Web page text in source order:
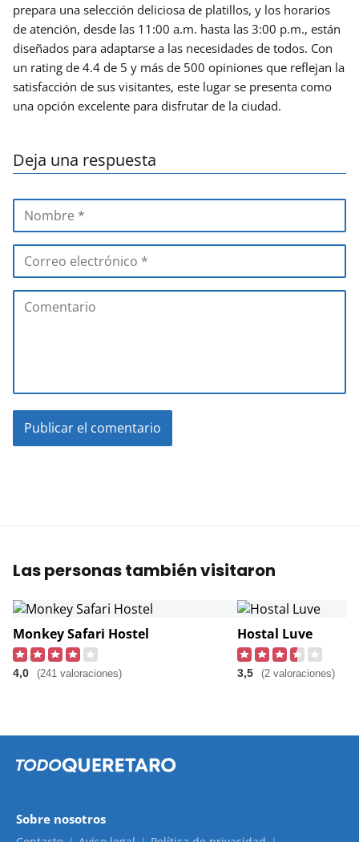
prepara una selección deliciosa de platillos, y los horarios
de atención, desde las 11:00 a.m. hasta las 3:00 p.m., están
diseñados para adaptarse a las necesidades de todos. Con
un rating de 4.4 de 5 y más de 500 opiniones que reflejan la
satisfacción de sus visitantes, este lugar se presenta como
una opción excelente para disfrutar de la ciudad.
Deja una respuesta
Las personas también visitaron
Monkey Safari Hostel
4,0 (241 valoraciones)
Hostal Luve
3,5 (2 valoraciones)
Sobre nosotros